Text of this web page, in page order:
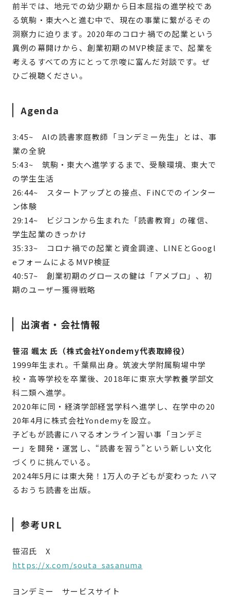
前半では、地元での幼少期から日本屈指の進学校であ
る筑駒・東大へと進む中で、現在の事業に繋がるその
洞察力に迫ります。2020年のコロナ禍での起業という
異例の幕開けから、創業初期のMVP検証まで、起業を
考えるすべての方にとって示唆に富んだ対談です。ぜ
ひご視聴ください。
Agenda
3:45~ AIの読書家庭教師「ヨンデミー先生」とは、事
業の全貌
5:43~ 筑駒・東大へ進学するまで、受験環境、東大で
の学生生活
26:44~ スタートアップとの接点、FiNCでのインター
ン体験
29:14~ ビジコンから生まれた「読書教育」の確信、
学生起業のきっかけ
35:33~ コロナ禍での起業と資金調達、LINEとGoogl
eフォームによるMVP検証
40:57~ 創業初期のグロースの鍵は「アメブロ」、初
期のユーザー獲得戦略
出演者・会社情報
笹沼 颯太 氏（株式会社Yondemy代表取締役）
1999年生まれ。千葉県出身。筑波大学附属駒場中学
校・高等学校を卒業後、2018年に東京大学教養学部文
科二類へ進学。
2020年に同・経済学部経営学科へ進学し、在学中の20
20年4月に株式会社Yondemyを設立。
子どもが読書にハマるオンライン習い事「ヨンデミ
ー」を開発・運営し、“読書を習う”という新しい文化
づくりに挑んでいる。
2024年5月には東大発！1万人の子どもが変わった ハマ
るおうち読書を出版。
参考URL
笹沼氏 X
https://x.com/souta_sasanuma
ヨンデミー サービスサイト